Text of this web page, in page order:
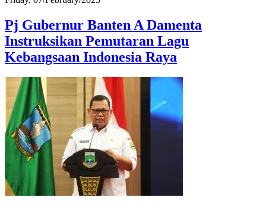
Pj Gubernur Banten A Damenta
Instruksikan Pemutaran Lagu
Kebangsaan Indonesia Raya